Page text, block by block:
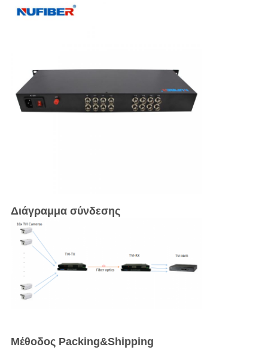
Διάγραμμα σύνδεσης
Μέθοδος Packing&Shipping